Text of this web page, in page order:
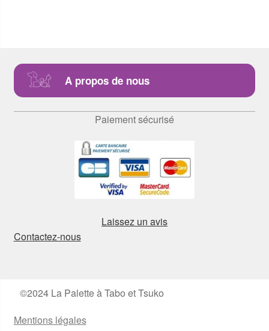
A propos de nous
Paiement sécurisé
Laissez un avis
Contactez-nous
©2024 La Palette à Tabo et Tsuko
Mentions légales